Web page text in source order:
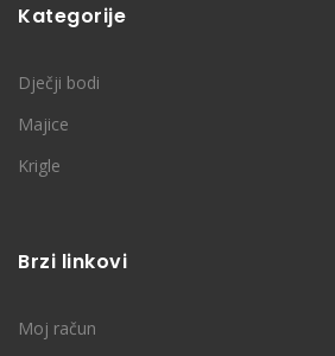
Kategorije
Dječji bodi
Majice
Krigle
Brzi linkovi
Moj račun